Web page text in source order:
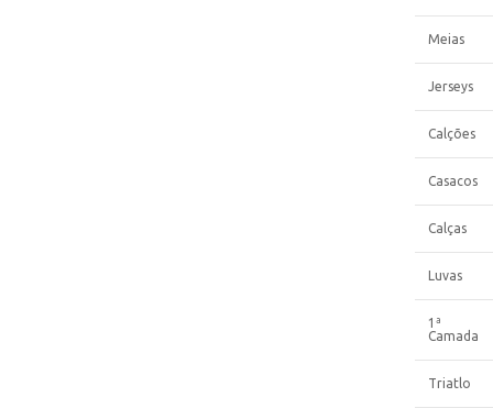
Meias
Jerseys
Calções
Casacos
Calças
Luvas
1ª
Camada
Triatlo